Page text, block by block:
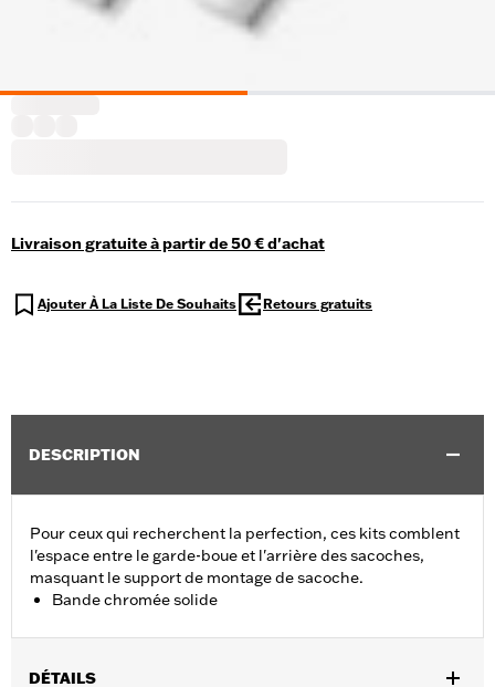
Livraison gratuite à partir de 50 € d'achat
Ajouter À La Liste De Souhaits Retours gratuits
DESCRIPTION
Pour ceux qui recherchent la perfection, ces kits comblent
l'espace entre le garde-boue et l'arrière des sacoches,
masquant le support de montage de sacoche.
Bande chromée solide
DÉTAILS